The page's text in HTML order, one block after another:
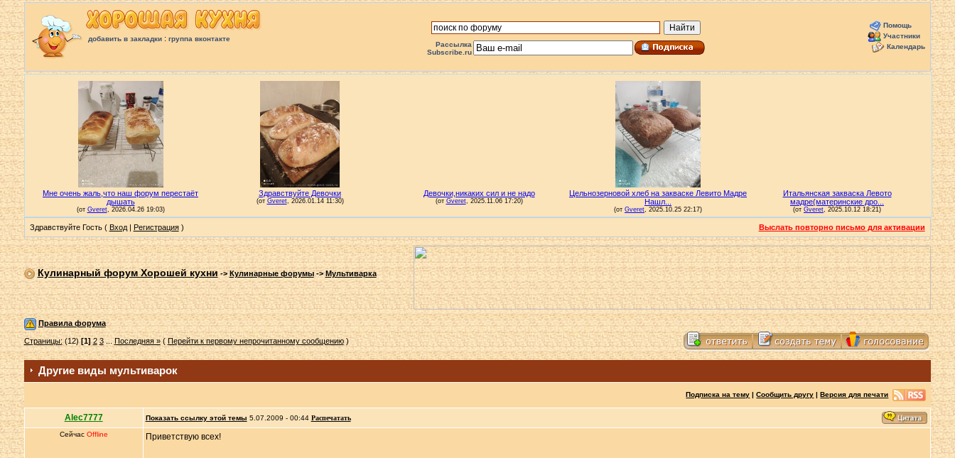
добавить в закладки: группа вконтакте
Рассылка
Subscribe.ru
Помощь
Участники
Календарь
Здравствуйте Гость ( Вход| Регистрация) Выслать повторно письмо для активации
Кулинарный форум Хорошей кухни->Кулинарные форумы->Мультиварка
Правила форума
Страницы:(12)[1] 2 3...Последняя »(Перейти к первому непрочитанному сообщению)
Другие виды мультиварок
Подписка на тему |Сообщить другу |Версия для печати
Alec7777 Показать ссылку этой темы 5.07.2009 - 00:44 Распечатать
Сейчас Offline Приветствую всех!